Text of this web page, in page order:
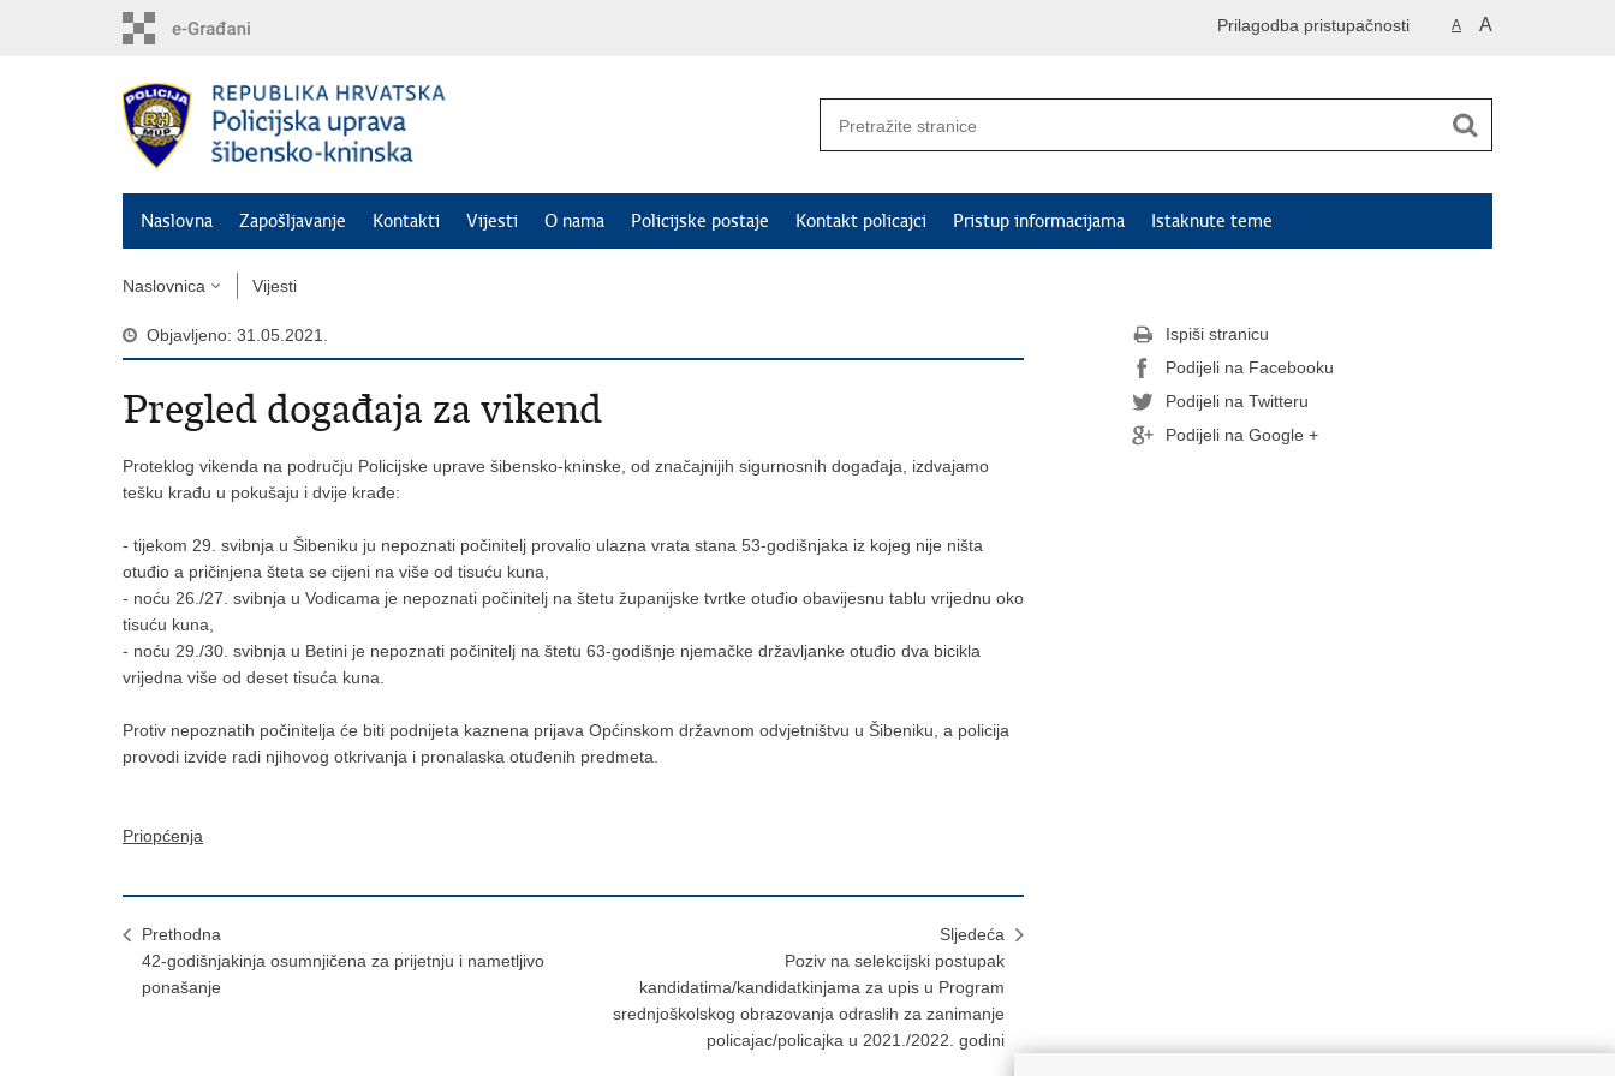
A A
Prilagodba pristupačnosti
Naslovna Zapošljavanje Kontakti Vijesti O nama Policijske postaje Kontakt policajci Pristup informacijama Istaknute teme
Naslovnica Vijesti
Objavljeno: 31.05.2021.
Pregled događaja za vikend
Proteklog vikenda na području Policijske uprave šibensko-kninske, od značajnijih sigurnosnih događaja, izdvajamo
tešku krađu u pokušaju i dvije krađe:
- tijekom 29. svibnja u Šibeniku ju nepoznati počinitelj provalio ulazna vrata stana 53-godišnjaka iz kojeg nije ništa
otuđio a pričinjena šteta se cijeni na više od tisuću kuna,
- noću 26./27. svibnja u Vodicama je nepoznati počinitelj na štetu županijske tvrtke otuđio obavijesnu tablu vrijednu oko
tisuću kuna,
- noću 29./30. svibnja u Betini je nepoznati počinitelj na štetu 63-godišnje njemačke državljanke otuđio dva bicikla
vrijedna više od deset tisuća kuna.
Protiv nepoznatih počinitelja će biti podnijeta kaznena prijava Općinskom državnom odvjetništvu u Šibeniku, a policija
provodi izvide radi njihovog otkrivanja i pronalaska otuđenih predmeta.
Priopćenja
Prethodna
42-godišnjakinja osumnjičena za prijetnju i nametljivo
ponašanje
Sljedeća
Poziv na selekcijski postupak
kandidatima/kandidatkinjama za upis u Program
srednjoškolskog obrazovanja odraslih za zanimanje
policajac/policajka u 2021./2022. godini
Ispiši stranicu
Podijeli na Facebooku
Podijeli na Twitteru
Podijeli na Google +